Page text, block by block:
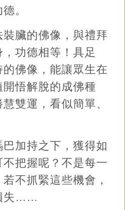
。
臟的佛像，與禮拜
功德相等！具足
的佛像，能讓眾生在
悟解脫的成佛種
雙運，看似簡單、
加持之下，獲得如
把握呢？不是每一
不抓緊這些機會，
失……